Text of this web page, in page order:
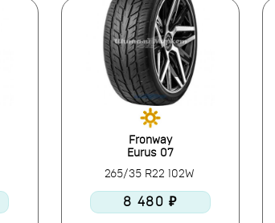
Fronway
Eurus 07
265/35 R22 102W
8 480 ₽